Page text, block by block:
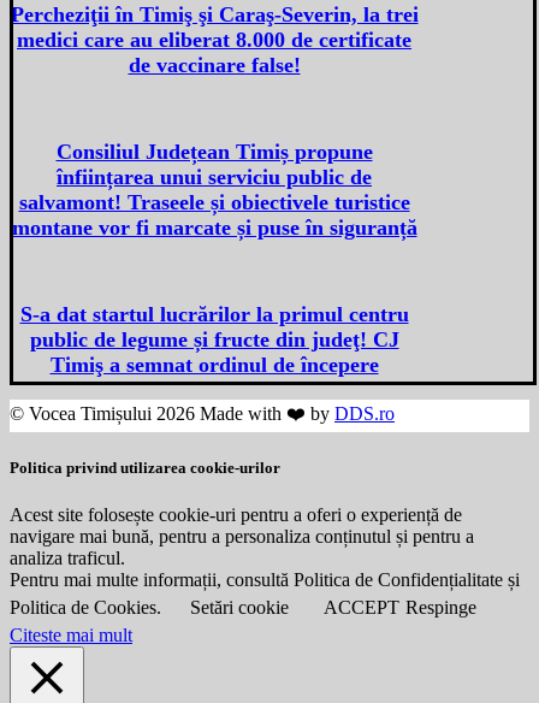
Percheziţii în Timiş şi Caraş-Severin, la trei
medici care au eliberat 8.000 de certificate
de vaccinare false!
Consiliul Județean Timiș propune
înființarea unui serviciu public de
salvamont! Traseele și obiectivele turistice
montane vor fi marcate și puse în siguranță
S-a dat startul lucrărilor la primul centru
public de legume și fructe din judeţ! CJ
Timiş a semnat ordinul de începere
© Vocea Timișului 2026 Made with ❤️ by DDS.ro
Politica privind utilizarea cookie-urilor
Acest site folosește cookie-uri pentru a oferi o experiență de
navigare mai bună, pentru a personaliza conținutul și pentru a
analiza traficul.
Pentru mai multe informații, consultă Politica de Confidențialitate și
Politica de Cookies.
Setări cookie ACCEPT Respinge
Citeste mai mult